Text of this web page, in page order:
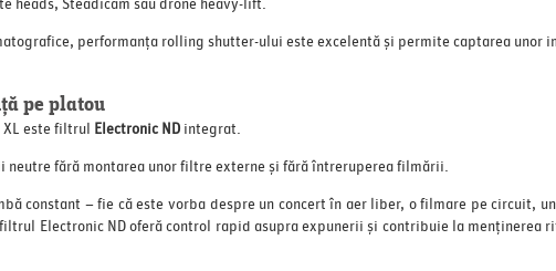
performanța rolling shutter-ului este excelentă și permite captarea unor
pe platou
este filtrulElectronic NDintegrat.
fără montarea unor filtre externe și fără întreruperea filmării.
constant – fie că este vorba despre un concert în aer liber, o filmare pe circuit,
Electronic ND oferă control rapid asupra expunerii și contribuie la menținerea